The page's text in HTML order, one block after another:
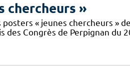
chercheurs »
posters « jeunes chercheurs »
des Congrès de Perpignan du